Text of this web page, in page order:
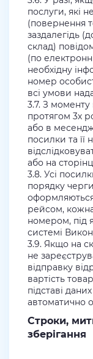
послуги, які
(повернення
заздалегідь
склад)
(по
необхідну
номер
всі умови
3.7. З
протягом 3х
або в
посилки та
або на
3.8. Усі
порядку
рейсом,
номером, під
системі
3.9. Якщо на
не
відправку
вартість
підставі
автоматично
Строки,
зберігання